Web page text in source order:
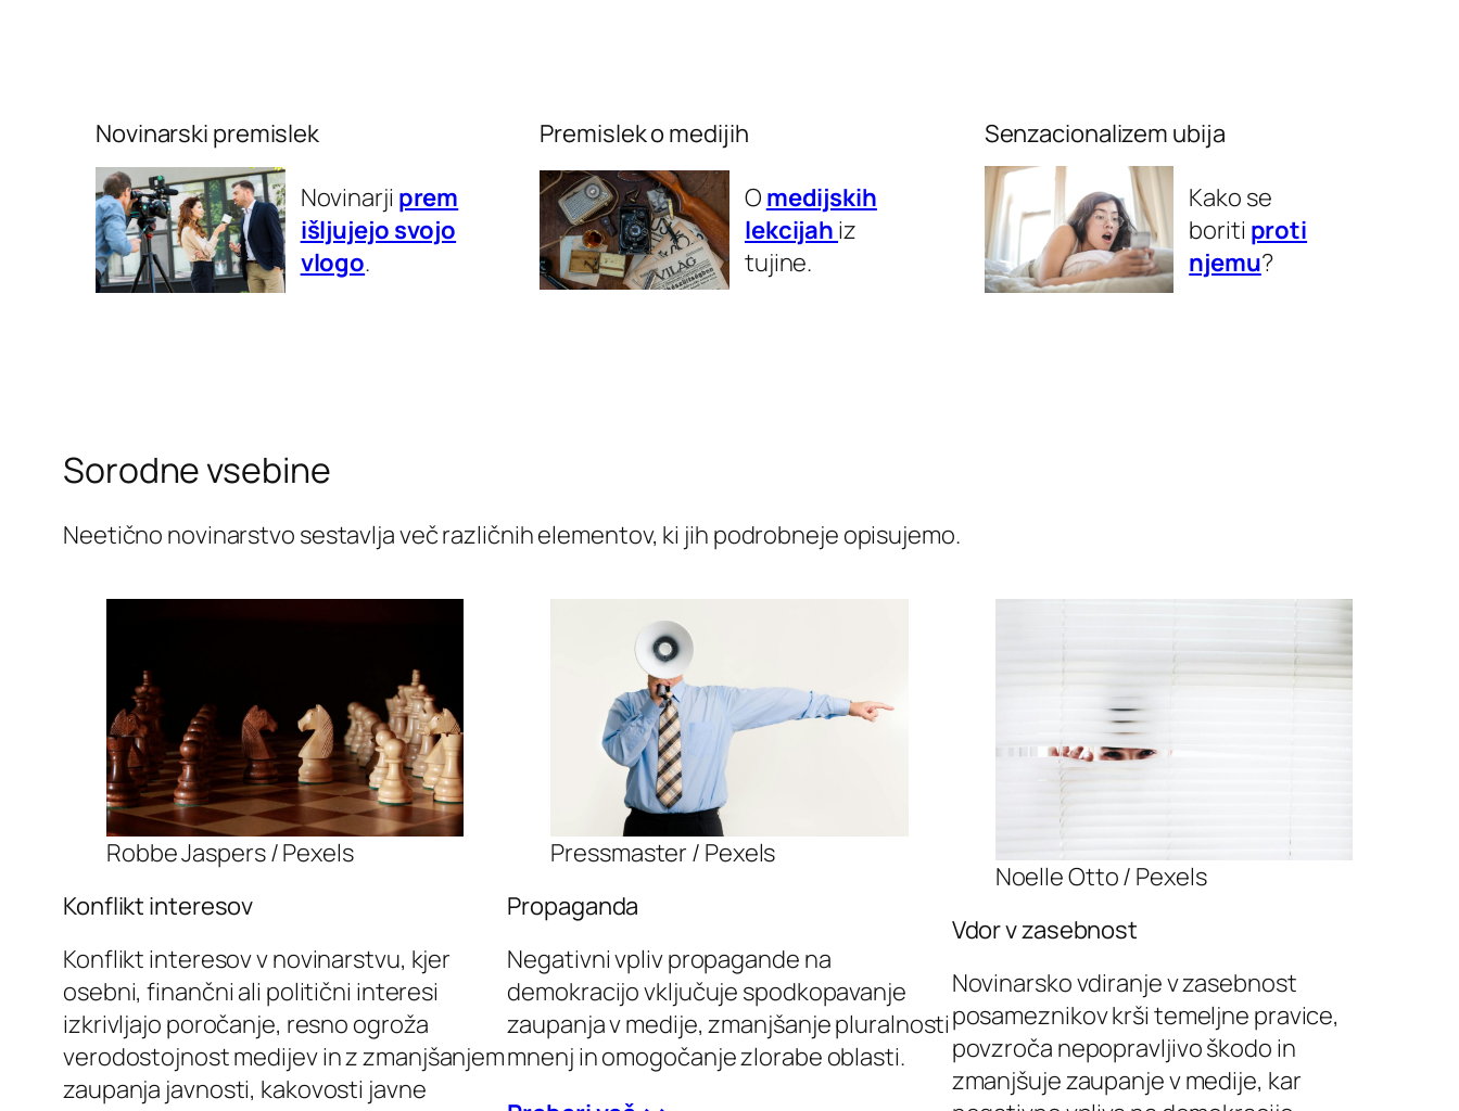
Novinarski premislek
Novinarji prem
išljujejo svojo
vlogo.
Premislek o medijih
O medijskih
lekcijah iz
tujine.
Senzacionalizem ubija
Kako se
boriti proti
njemu?
Sorodne vsebine
Neetično novinarstvo sestavlja več različnih elementov, ki jih podrobneje opisujemo.
Robbe Jaspers / Pexels
Konflikt interesov
Konflikt interesov v novinarstvu, kjer
osebni, finančni ali politični interesi
izkrivljajo poročanje, resno ogroža
verodostojnost medijev in z zmanjšanjem
zaupanja javnosti, kakovosti javne
Pressmaster / Pexels
Propaganda
Negativni vpliv propagande na
demokracijo vključuje spodkopavanje
zaupanja v medije, zmanjšanje pluralnosti
mnenj in omogočanje zlorabe oblasti.
Noelle Otto / Pexels
Vdor v zasebnost
Novinarsko vdiranje v zasebnost
posameznikov krši temeljne pravice,
povzroča nepopravljivo škodo in
zmanjšuje zaupanje v medije, kar